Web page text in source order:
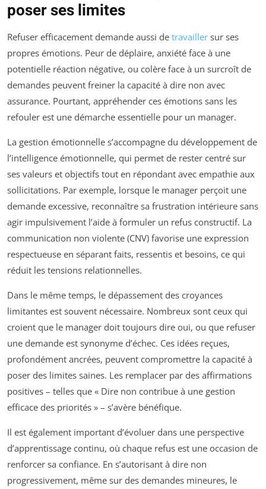
poser ses limites
Refuser efficacement demande aussi de travailler sur ses
propres émotions. Peur de déplaire, anxiété face à une
potentielle réaction négative, ou colère face à un surcroît de
demandes peuvent freiner la capacité à dire non avec
assurance. Pourtant, appréhender ces émotions sans les
refouler est une démarche essentielle pour un manager.
La gestion émotionnelle s’accompagne du développement de
l’intelligence émotionnelle, qui permet de rester centré sur
ses valeurs et objectifs tout en répondant avec empathie aux
sollicitations. Par exemple, lorsque le manager perçoit une
demande excessive, reconnaître sa frustration intérieure sans
agir impulsivement l’aide à formuler un refus constructif. La
communication non violente (CNV) favorise une expression
respectueuse en séparant faits, ressentis et besoins, ce qui
réduit les tensions relationnelles.
Dans le même temps, le dépassement des croyances
limitantes est souvent nécessaire. Nombreux sont ceux qui
croient que le manager doit toujours dire oui, ou que refuser
une demande est synonyme d’échec. Ces idées reçues,
profondément ancrées, peuvent compromettre la capacité à
poser des limites saines. Les remplacer par des affirmations
positives – telles que « Dire non contribue à une gestion
efficace des priorités » – s’avère bénéfique.
Il est également important d’évoluer dans une perspective
d’apprentissage continu, où chaque refus est une occasion de
renforcer sa confiance. En s’autorisant à dire non
progressivement, même sur des demandes mineures, le